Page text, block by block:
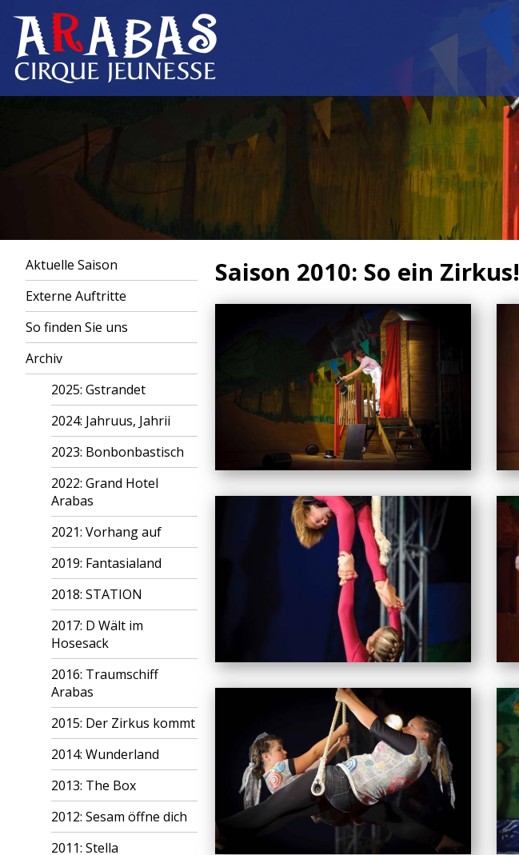
Aktuelle Saison
Externe Auftritte
So finden Sie uns
Archiv
2025: Gstrandet
2024: Jahruus, Jahrii
2023: Bonbonbastisch
2022: Grand Hotel
Arabas
2021: Vorhang auf
2019: Fantasialand
2018: STATION
2017: D Wält im
Hosesack
2016: Traumschiff
Arabas
2015: Der Zirkus kommt
2014: Wunderland
2013: The Box
2012: Sesam öffne dich
2011: Stella
Saison 2010: So ein Zirkus!